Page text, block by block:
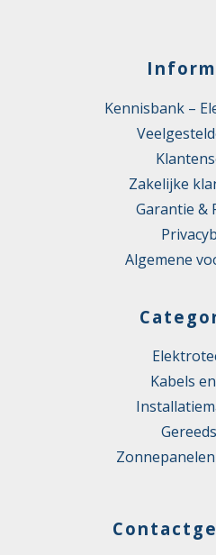
Kennisbank –
Zakelijke
Garantie &
Algemene
Kabels